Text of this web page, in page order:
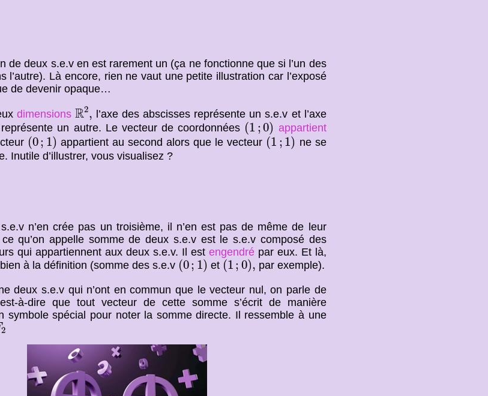
de deux s.e.v en est rarement un (ça ne fonctionne que si l’un des
l’autre). Là encore, rien ne vaut une petite illustration car l’exposé
de devenir opaque…
dimensions R2,
R2
l’axe des abscisses représente un s.e.v et l’axe
un autre. Le vecteur de coordonnées (1 ;0)
(1;0)
appartient
(0; 1)
(0;1) appartient au second alors que le vecteur (1 ; 1)
(1 ;1)
ne se
Inutile d’illustrer, vous visualisez ?
n’en crée pas un troisième, il n’en est pas de même de leur
qu’on appelle somme de deux s.e.v est le s.e.v composé des
qui appartiennent aux deux s.e.v. Il est engendrépar eux. Et là,
à la définition (somme des s.e.v (0; 1)
(0;1) et (1 ; 0),
(1;0), par exemple).
deux s.e.v qui n’ont en commun que le vecteur nul, on parle de
à-dire que tout vecteur de cette somme s’écrit de manière
symbole spécial pour noter la somme directe. Il ressemble à une
2